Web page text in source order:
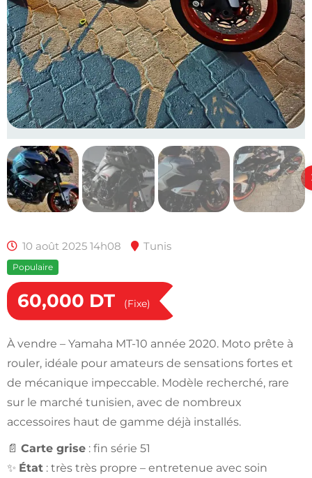
10 août 2025 14h08 Tunis
Populaire
60,000 DT (Fixe)
À vendre – Yamaha MT-10 année 2020. Moto prête à
rouler, idéale pour amateurs de sensations fortes et
de mécanique impeccable. Modèle recherché, rare
sur le marché tunisien, avec de nombreux
accessoires haut de gamme déjà installés.
📄 Carte grise : fin série 51
✨ État : très très propre – entretenue avec soin